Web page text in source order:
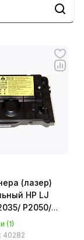
(лазер)
HP LJ
P2050/
6424/ RM1-
(1)
40282